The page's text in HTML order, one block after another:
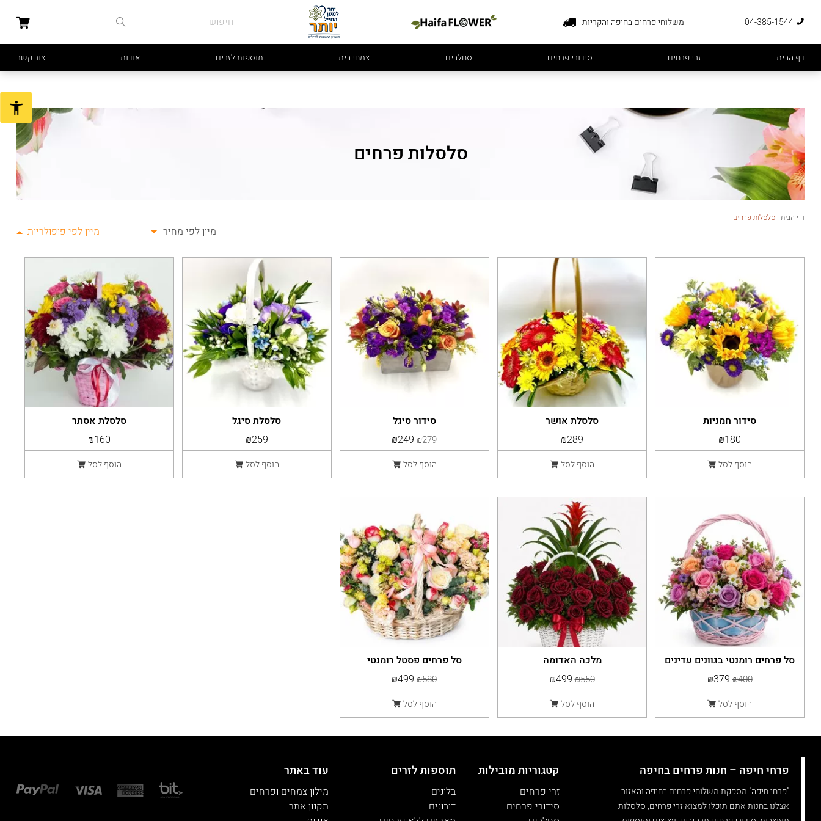
04-385-1544 משלוחי פרחים בחיפה והקריות
דף הבית זרי פרחים סידורי פרחים סחלבים צמחי בית תוספות לזרים אודות צור קשר
סלסלות פרחים
דף הבית-סלסלות פרחים
מיון לפי מחיר מיין לפי פופולריות
סידור חמניות
₪180
הוסף לסל
סלסלת אושר
₪289
הוסף לסל
סידור סיגל
₪279
₪249
הוסף לסל
סלסלת סיגל
₪259
הוסף לסל
סלסלת אסתר
₪160
הוסף לסל
סל פרחים רומנטי בגוונים עדינים
₪400
₪379
הוסף לסל
מלכה האדומה
₪550
₪499
הוסף לסל
סל פרחים פסטל רומנטי
₪580
₪499
הוסף לסל
פרחי חיפה – חנות פרחים בחיפה
"פרחי חיפה" מספקת משלוחי פרחים בחיפה והאזור.
אצלנו בחנות אתם תוכלו למצוא זרי פרחים, סלסלות
קטגוריות מובילות
זרי פרחים
סידורי פרחים
תוספות לזרים
בלונים
דובונים
עוד באתר
מילון צמחים ופרחים
תקנון אתר